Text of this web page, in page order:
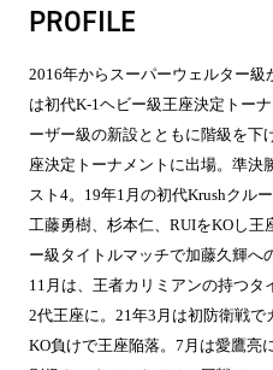
PROFILE
2016年からスーパーウェルター
は初代K-1ヘビー級王座決定トー
ーザー級の新設とともに階級を下
座決定トーナメントに出場。準決
スト4。19年1月の初代Krushクル
工藤勇樹、杉本仁、RUIをKOし王
ー級タイトルマッチで加藤久輝へ
11月は、王者カリミアンの持つ
2代王座に。21年3月は初防衛戦
KO負けで王座陥落。7月は愛鷹亮